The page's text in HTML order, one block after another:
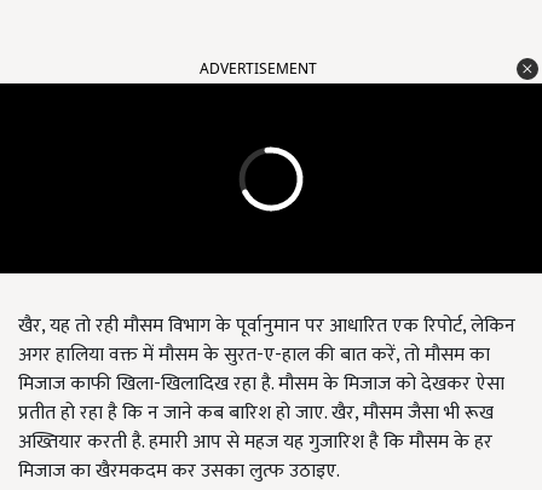
ADVERTISEMENT
खैर, यह तो रही मौसम विभाग के पूर्वानुमान पर आधारित एक रिपोर्ट, लेकिन
अगर हालिया वक्त में मौसम के सुरत-ए-हाल की बात करें, तो मौसम का
मिजाज काफी खिला-खिलादिख रहा है. मौसम के मिजाज को देखकर ऐसा
प्रतीत हो रहा है कि न जाने कब बारिश हो जाए. खैर, मौसम जैसा भी रूख
अख्तियार करती है. हमारी आप से महज यह गुजारिश है कि मौसम के हर
मिजाज का खैरमकदम कर उसका लुत्फ उठाइए.